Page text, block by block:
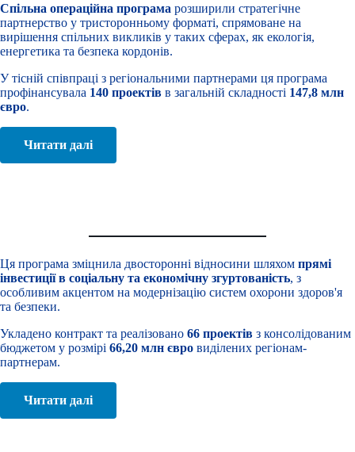
Спільна операційна програма розширили стратегічне
партнерство у тристоронньому форматі, спрямоване на
вирішення спільних викликів у таких сферах, як екологія,
енергетика та безпека кордонів.
У тісній співпраці з регіональними партнерами ця програма
профінансувала 140 проектів в загальній складності 147,8 млн
євро.
Читати далі
Ця програма зміцнила двосторонні відносини шляхом прямі
інвестиції в соціальну та економічну згуртованість, з
особливим акцентом на модернізацію систем охорони здоров'я
та безпеки.
Укладено контракт та реалізовано 66 проектів з консолідованим
бюджетом у розмірі 66,20 млн євро виділених регіонам-
партнерам.
Читати далі